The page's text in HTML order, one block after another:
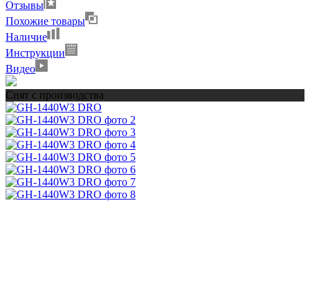
Отзывы
Похожие товары
Наличие
Инструкции
Видео
Снят с производства